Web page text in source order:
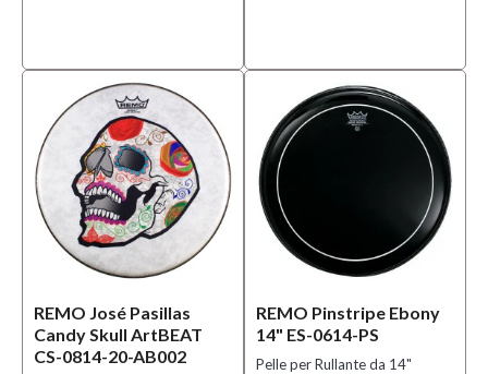
Materiale
Coated
(1)
5(1)
Hi-
Impact
REMO José Pasillas
Candy Skull ArtBEAT
CS-0814-20-AB002
REMO Pinstripe Ebony
14" ES-0614-PS
Pelle per Rullante da 14"